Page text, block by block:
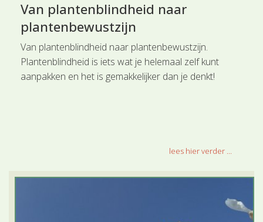
Van plantenblindheid naar
plantenbewustzijn
Van plantenblindheid naar plantenbewustzijn.
Plantenblindheid is iets wat je helemaal zelf kunt
aanpakken en het is gemakkelijker dan je denkt!
lees hier verder ...